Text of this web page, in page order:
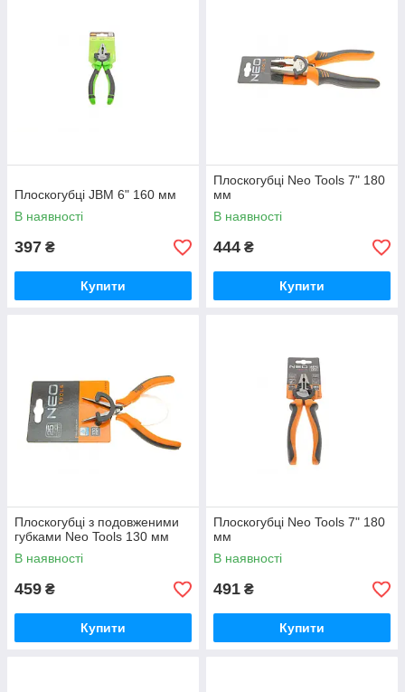
Плоскогубці JBM 6" 160 мм
В наявності
397 ₴
Купити
Плоскогубці Neo Tools 7" 180
мм
В наявності
444 ₴
Купити
Плоскогубці з подовженими
губками Neo Tools 130 мм
В наявності
459 ₴
Купити
Плоскогубці Neo Tools 7" 180
мм
В наявності
491 ₴
Купити